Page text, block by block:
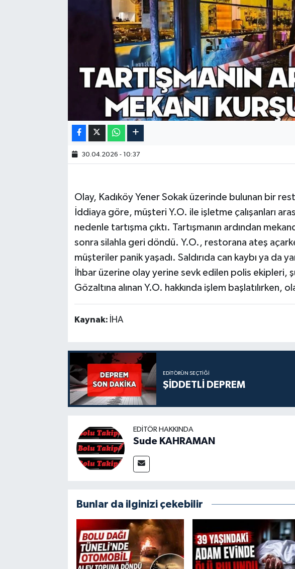
30.04.2026 - 10:37
Olay, Kadıköy Yener Sokak üzerinde bulunan bir
İddiaya göre, müşteri Y.O. ile işletme çalışanları
nedenle tartışma çıktı. Tartışmanın ardından
sonra silahla geri döndü. Y.O., restorana ateş
müşteriler panik yaşadı. Saldırıda can kaybı ya da
İhbar üzerine olay yerine sevk edilen polis ekipleri,
Gözaltına alınan Y.O. hakkında işlem başlatılırken,
Kaynak: İHA
EDITÖRÜN SEÇTIĞI
ŞİDDETLİ DEPREM
EDITÖR HAKKINDA
Sude KAHRAMAN
Bunlar da ilginizi çekebilir